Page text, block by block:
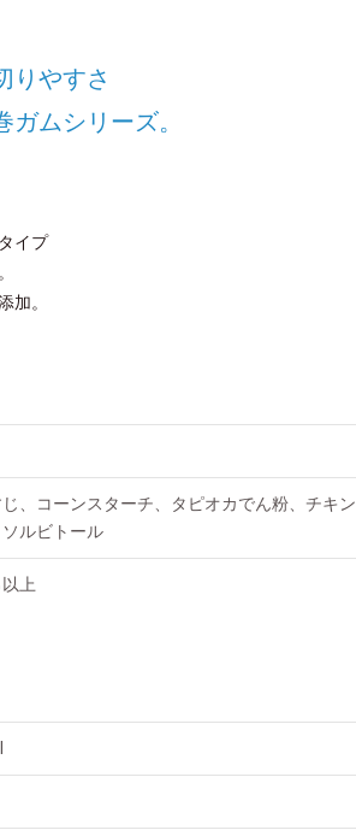
りやすさ
ムシリーズ。
イプ
加。
、コーンスターチ、タピオカでん粉、チキン
ルビトール
上